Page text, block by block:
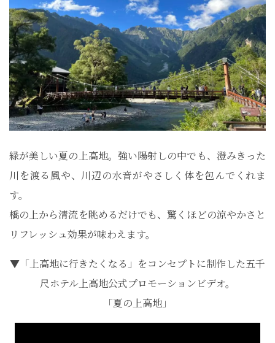
緑が美しい夏の上高地。強い陽射しの中でも、澄みきった
川を渡る風や、川辺の水音がやさしく体を包んでくれま
す。
橋の上から清流を眺めるだけでも、驚くほどの涼やかさと
リフレッシュ効果が味わえます。
▼「上高地に行きたくなる」をコンセプトに制作した五千
尺ホテル上高地公式プロモーションビデオ。
「夏の上高地」